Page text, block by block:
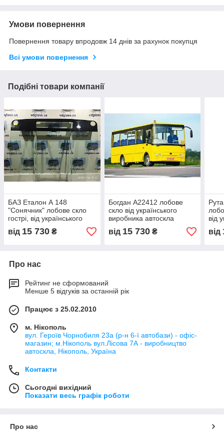
Умови повернення
Повернення товару впродовж 14 днів за рахунок покупця
Всі умови повернення
Подібні товари компанії
БАЗ Еталон А 148
"Сонячник" лобове скло
гострі, від українського
виробника автостекла
від 15 730 ₴
Богдан А22412 лобове
скло від українського
виробника автоскла
від 15 730₴
від
від
Про нас
Рейтинг не сформований
Менше 5 відгуків за останній рік
Працює з 25.02.2010
м. Нікополь
вул. Героїв Чорнобиля 23а (р-н 6-ї автобази) - офіс-
магазин; м.Нікополь вул.Лісова 7А - виробництво
автоскла, Нікополь, Україна
Контакти
Сьогодні вихідний
Показати весь графік роботи
Про нас